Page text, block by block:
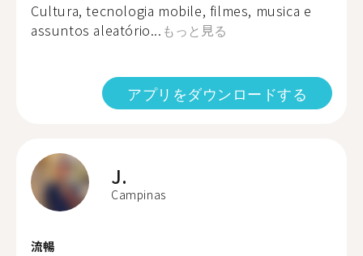
Cultura, tecnologia mobile, filmes, musica e
assuntos aleatório... もっと見る
アプリをダウンロードする
J.
Campinas
流暢